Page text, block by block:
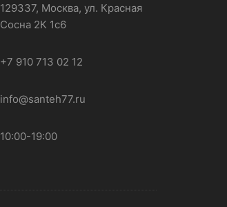
129337, Москва, ул. Красная
Сосна 2К 1с6
+7 910 713 02 12
info@santeh77.ru
10:00-19:00